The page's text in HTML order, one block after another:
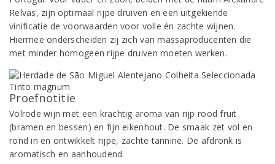
Relvas, zijn optimaal rijpe druiven en een uitgekiende
vinificatie de voorwaarden voor volle én zachte wijnen.
Hiermee onderscheiden zij zich van massaproducenten die
met minder homogeen rijpe druiven moeten werken.
Proefnotitie
Volrode wijn met een krachtig aroma van rijp rood fruit
(bramen en bessen) en fijn eikenhout. De smaak zet vol en
rond in en ontwikkelt rijpe, zachte tannine. De afdronk is
aromatisch en aanhoudend.